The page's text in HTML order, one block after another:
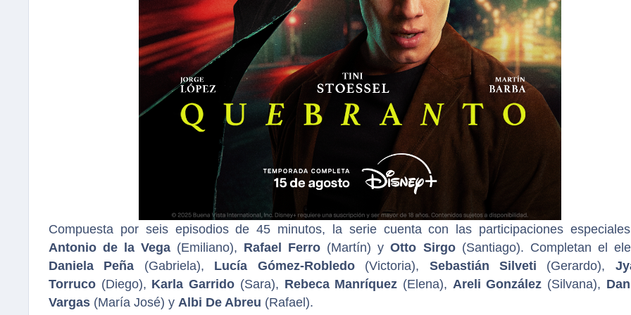
Compuesta por seis episodios de 45 minutos, la serie cuenta con las participaciones
Antonio de la Vega (Emiliano), Rafael Ferro (Martín) yOtto Sirgo(Santiago). Completan el
Daniela Peña (Gabriela), Lucía Gómez-Robledo(Victoria), Sebastián Silveti (Gerardo),
Torruco (Diego), Karla Garrido (Sara), Rebeca Manríquez (Elena), Areli González (Silvana),
Vargas (María José) y Albi De Abreu (Rafael).